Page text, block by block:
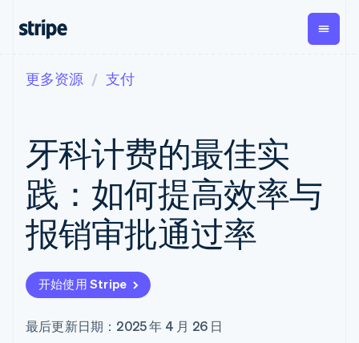
支付
在线支付
Managed
Payments
备案商家解决
方案
Payment links
无代码支付
预构建支付界
面
Elements
灵活的 UI 组件
支付方式
经常性收入
Metronome
按用量计费
Subscriptions
订阅管理
Invoicing
一次性或定期
Tax
销售税和增值
Revenue
Recognition
Global
Payouts
向第三
方打款
Crypto
稳定币
按企业阶段
按应用场景
智能体商务
加密货币
电子商务
嵌入式金融
财务自动化
全球化企业
交易市场
文档
库与 SDK
Stripe Apps
指南
接受线上付款
实施预置结账流程
构建平台或交易市场
管理订阅
发行稳定币支持的支付卡
学习
指南
支持
获取支持
托管支持方案
专业服务
公司
更多资源 支付
牙科计费的最佳实
践：如何提高效率与
报销审批通过率
开始使用 Stripe
最后更新日期：2025 年 4 月 26 日